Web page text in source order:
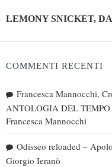
LEMONY SNICKET,
COMMENTI RECENTI
Francesca Mannocchi,
ANTOLOGIA DEL TEMPO
Francesca Mannocchi
Odisseo reloaded –
Giorgio Ieranò